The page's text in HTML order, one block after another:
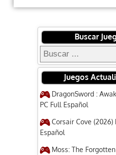
Buscar
Juegos
DragonSword :
PC Full Español
Corsair Cove (2026)
Español
Moss: The